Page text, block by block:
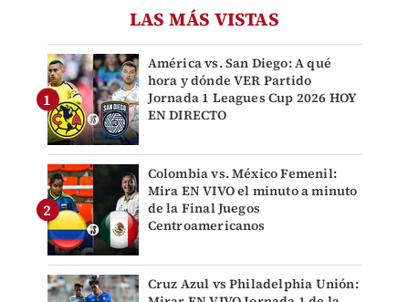
LAS MÁS VISTAS
América vs. San Diego: A qué
hora y dónde VER Partido
Jornada 1 Leagues Cup 2026 HOY
EN DIRECTO
Colombia vs. México Femenil:
Mira EN VIVO el minuto a minuto
de la Final Juegos
Centroamericanos
Cruz Azul vs Philadelphia Unión: